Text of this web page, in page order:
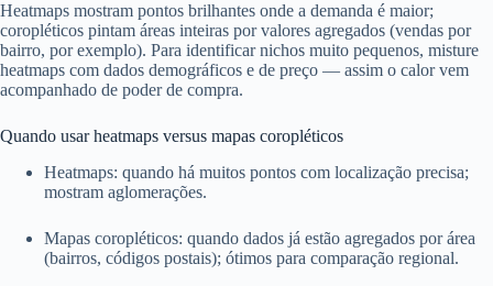
Heatmaps mostram pontos brilhantes onde a demanda é maior;
coropléticos pintam áreas inteiras por valores agregados (vendas por
bairro, por exemplo). Para identificar nichos muito pequenos, misture
heatmaps com dados demográficos e de preço — assim o calor vem
acompanhado de poder de compra.
Quando usar heatmaps versus mapas coropléticos
Heatmaps: quando há muitos pontos com localização precisa;
mostram aglomerações.
Mapas coropléticos: quando dados já estão agregados por área
(bairros, códigos postais); ótimos para comparação regional.